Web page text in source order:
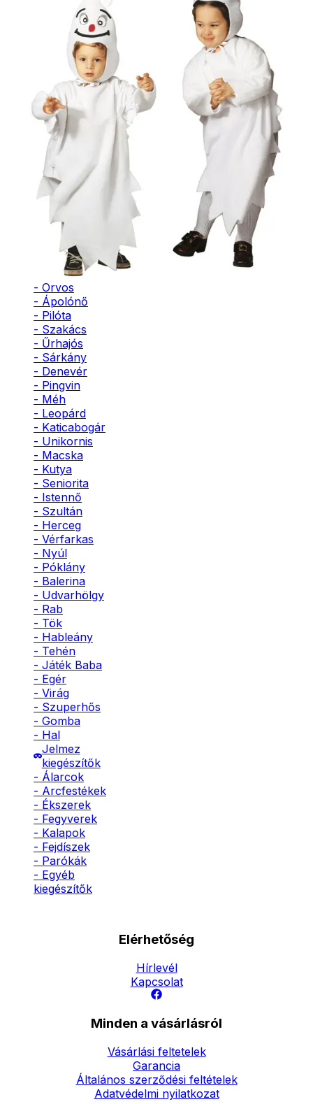
- Harlequin
- Addams
- Batman
- Robin Hood
- Pán Péter
- Super Mario
- Flash
- Hulk
- Angyal
- Csontváz
- Ördög
- Bohóc
- Vámpír
- Kaszás
- Szellem
- Cowboy
- Cowgirl
- Gésa
- Varázsló
- Orvos
- Ápolónő
- Pilóta
- Szakács
- Űrhajós
- Sárkány
- Denevér
- Pingvin
- Méh
- Leopárd
- Katicabogár
- Unikornis
- Macska
- Kutya
- Seniorita
- Istennő
- Szultán
- Herceg
- Vérfarkas
- Nyúl
- Póklány
- Balerina
- Udvarhölgy
- Rab
- Tök
- Hableány
- Tehén
- Játék Baba
- Egér
- Virág
- Szuperhős
- Gomba
- Hal
Jelmez
kiegészítők
- Álarcok
- Arcfestékek
- Ékszerek
- Fegyverek
- Kalapok
- Fejdíszek
- Parókák
- Egyéb
kiegészítők
tégelyes
1090
Kosárba
Elérhetőség
Hírlevél
Kapcsolat
Minden a vásárlásról
Vásárlási feltetelek
Garancia
Általános szerződési feltételek
Adatvédelmi nyilatkozat